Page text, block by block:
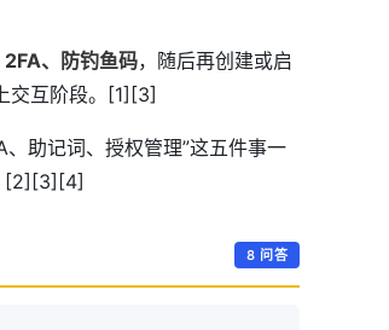
、防钓鱼码，随后再创建或启
交互阶段。[1][3]
助记词、授权管理”这五件事一
[2][3][4]
8 问答